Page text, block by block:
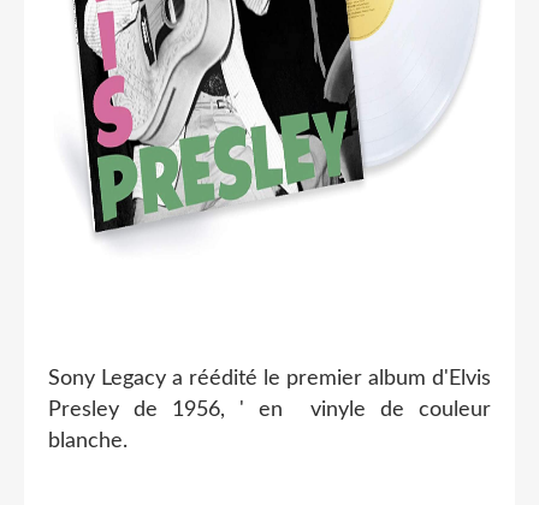
Sony Legacy a réédité le premier album d'Elvis
Presley de 1956, ' en vinyle de couleur
blanche.